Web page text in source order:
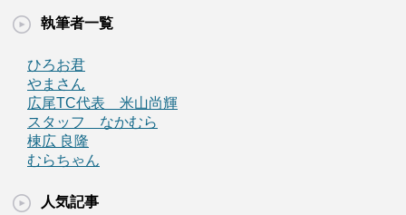
執筆者一覧
ひろお君
やまさん
広尾TC代表 米山尚輝
スタッフ なかむら
棟広 良隆
むらちゃん
人気記事